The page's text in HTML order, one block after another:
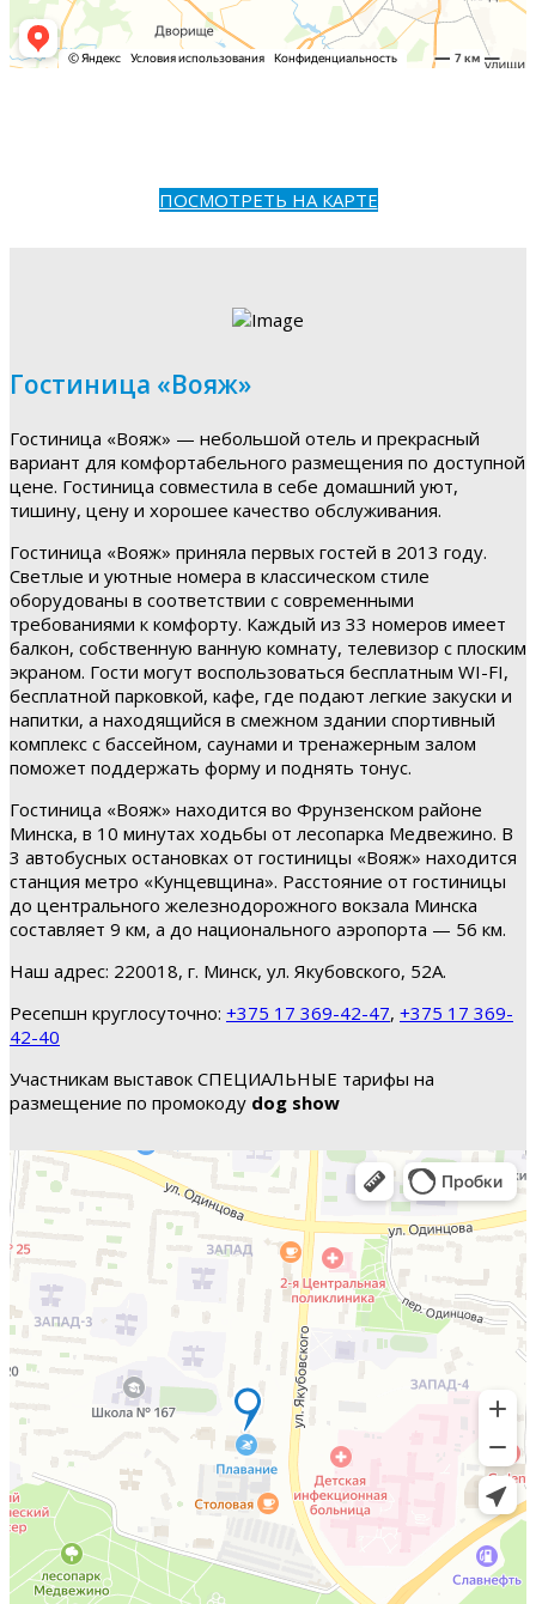
ПОСМОТРЕТЬ НА КАРТЕ
Гостиница «Вояж»
Гостиница «Вояж» — небольшой отель и прекрасный
вариант для комфортабельного размещения по доступной
цене. Гостиница совместила в себе домашний уют,
тишину, цену и хорошее качество обслуживания.
Гостиница «Вояж» приняла первых гостей в 2013 году.
Светлые и уютные номера в классическом стиле
оборудованы в соответствии с современными
требованиями к комфорту. Каждый из 33 номеров имеет
балкон, собственную ванную комнату, телевизор с плоским
экраном. Гости могут воспользоваться бесплатным WI-FI,
бесплатной парковкой, кафе, где подают легкие закуски и
напитки, а находящийся в смежном здании спортивный
комплекс с бассейном, саунами и тренажерным залом
поможет поддержать форму и поднять тонус.
Гостиница «Вояж» находится во Фрунзенском районе
Минска, в 10 минутах ходьбы от лесопарка Медвежино. В
3 автобусных остановках от гостиницы «Вояж» находится
станция метро «Кунцевщина». Расстояние от гостиницы
до центрального железнодорожного вокзала Минска
составляет 9 км, а до национального аэропорта — 56 км.
Наш адрес: 220018, г. Минск, ул. Якубовского, 52А.
Ресепшн круглосуточно: +375 17 369-42-47, +375 17 369-
42-40
Участникам выставок СПЕЦИАЛЬНЫЕ тарифы на
размещение по промокоду dog show